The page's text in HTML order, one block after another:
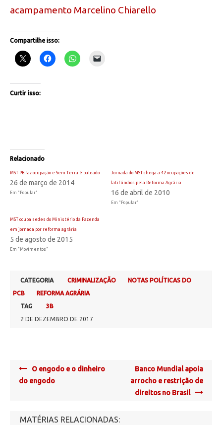
acampamento Marcelino Chiarello
Compartilhe isso:
Curtir isso:
Relacionado
MST PB faz ocupação e Sem Terra é baleado
26 de março de 2014
Em "Popular"
Jornada do MST chega a 42 ocupações de
latifúndios pela Reforma Agrária
16 de abril de 2010
Em "Popular"
MST ocupa sedes do Ministério da Fazenda
em jornada por reforma agrária
5 de agosto de 2015
Em "Movimentos"
CATEGORIA CRIMINALIZAÇÃO
NOTAS POLÍTICAS DO
PCB
REFORMA AGRÁRIA
TAG
3B
2 DE DEZEMBRO DE 2017
Post
navigation
O engodo e o dinheiro
do engodo
Banco Mundial apoia
arrocho e restrição de
direitos no Brasil
MATÉRIAS RELACIONADAS: